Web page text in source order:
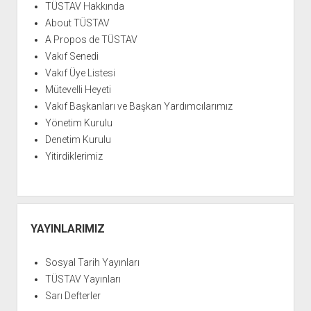
YURTDIŞI KİTAPLIĞI
TÜSTAV Hakkında
About TÜSTAV
A Propos de TÜSTAV
Vakıf Senedi
Vakıf Üye Listesi
Mütevelli Heyeti
Vakıf Başkanları ve Başkan Yardımcılarımız
Yönetim Kurulu
Denetim Kurulu
Yitirdiklerimiz
YAYINLARIMIZ
Sosyal Tarih Yayınları
TÜSTAV Yayınları
Sarı Defterler